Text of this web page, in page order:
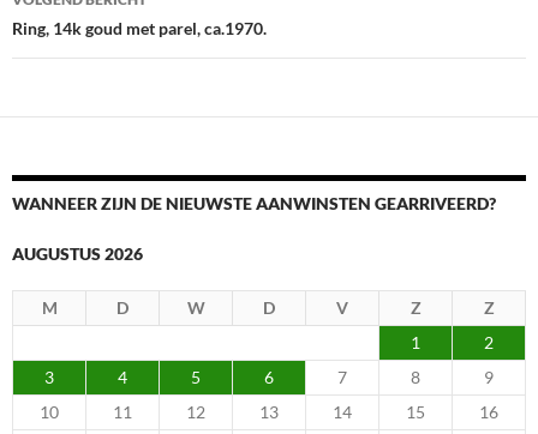
Ring, 14k goud met parel, ca.1970.
WANNEER ZIJN DE NIEUWSTE AANWINSTEN GEARRIVEERD?
AUGUSTUS 2026
M D W D V Z
Z
1
2
3
4 5 6 7 8
9
10
11 12 13 14 15
16